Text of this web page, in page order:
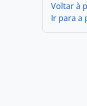
Voltar à
Ir para a